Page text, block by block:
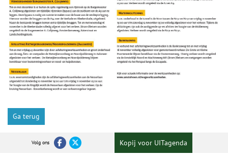
Ga terug
Volg ons Kopij voor UITagenda